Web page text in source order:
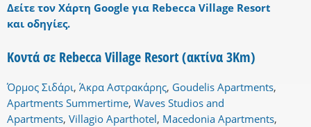
Δείτε τον Χάρτη Google για Rebecca Village Resort
και οδηγίες.
Κοντά σε Rebecca Village Resort (ακτίνα 3Km)
Όρμος Σιδάρι, Άκρα Αστρακάρης, Goudelis Apartments,
Apartments Summertime, Waves Studios and
Apartments, Villagio Aparthotel, Macedonia Apartments,